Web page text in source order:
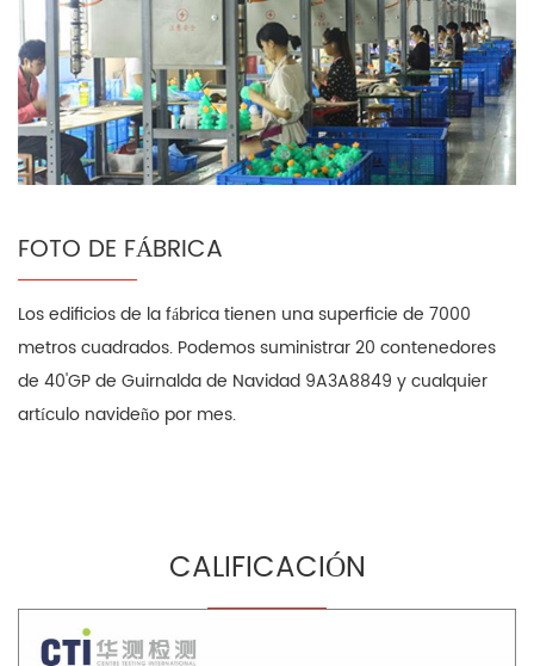
FOTO DE FÁBRICA
Los edificios de la fábrica tienen una superficie de 7000
metros cuadrados. Podemos suministrar 20 contenedores
de 40'GP de Guirnalda de Navidad 9A3A8849 y cualquier
artículo navideño por mes.
CALIFICACIÓN